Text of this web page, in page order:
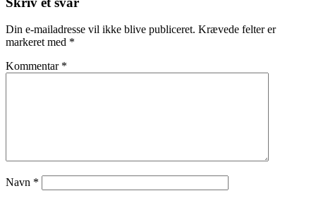
Din e-mailadresse vil ikke blive publiceret. Krævede felter er
markeret med *
Kommentar *
Navn *